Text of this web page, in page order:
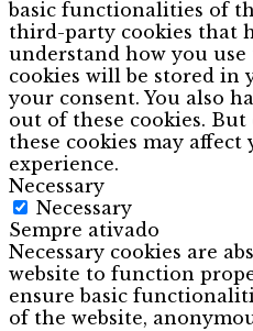
basic functionalities of
third-party cookies that
understand how you use
cookies will be stored in
your consent. You also
out of these cookies.
these cookies may affect
experience.
Necessary
Necessary
Sempre ativado
Necessary cookies are
website to function
ensure basic
of the website,